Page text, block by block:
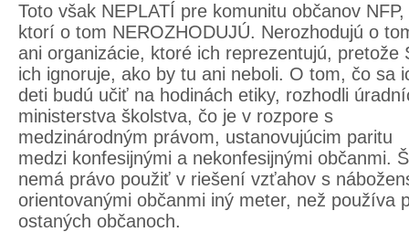
Toto však NEPLATÍ pre komunitu občanov NFP,
ktorí o tom NEROZHODUJÚ. Nerozhodujú o
ani organizácie, ktoré ich reprezentujú, pretože
ich ignoruje, ako by tu ani neboli. O tom, čo sa
deti budú učiť na hodinách etiky, rozhodli
ministerstva školstva, čo je v rozpore s
medzinárodným právom, ustanovujúcim paritu
medzi konfesijnými a nekonfesijnými občanmi.
nemá právo použiť v riešení vzťahov s
orientovanými občanmi iný meter, než používa
ostaných občanoch.